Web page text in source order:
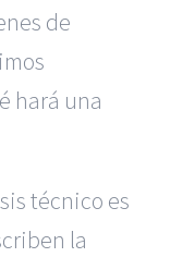
de
hará una
técnico es
la